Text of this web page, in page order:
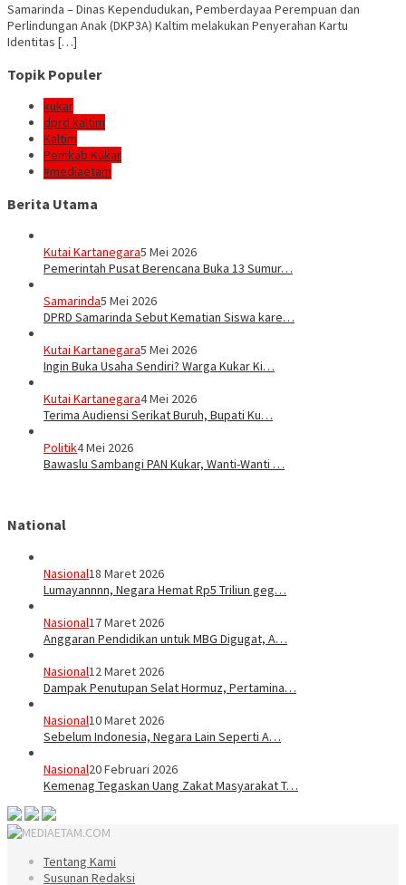
Samarinda – Dinas Kependudukan, Pemberdayaa Perempuan dan
Perlindungan Anak (DKP3A) Kaltim melakukan Penyerahan Kartu
Identitas […]
Topik Populer
kukar
dprd kaltim
Kaltim
Pemkab Kukar
#mediaetam
Berita Utama
Kutai Kartanegara5 Mei 2026
Pemerintah Pusat Berencana Buka 13 Sumur…
Samarinda5 Mei 2026
DPRD Samarinda Sebut Kematian Siswa kare…
Kutai Kartanegara5 Mei 2026
Ingin Buka Usaha Sendiri? Warga Kukar Ki…
Kutai Kartanegara4 Mei 2026
Terima Audiensi Serikat Buruh, Bupati Ku…
Politik4 Mei 2026
Bawaslu Sambangi PAN Kukar, Wanti-Wanti …
National
Nasional18 Maret 2026
Lumayannnn, Negara Hemat Rp5 Triliun geg…
Nasional17 Maret 2026
Anggaran Pendidikan untuk MBG Digugat, A…
Nasional12 Maret 2026
Dampak Penutupan Selat Hormuz, Pertamina…
Nasional10 Maret 2026
Sebelum Indonesia, Negara Lain Seperti A…
Nasional20 Februari 2026
Kemenag Tegaskan Uang Zakat Masyarakat T…
Tentang Kami
Susunan Redaksi